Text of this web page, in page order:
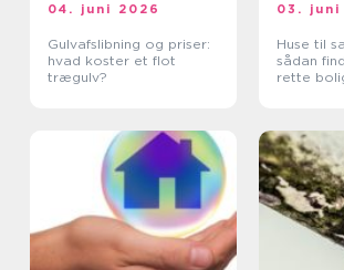
04. juni 2026
Gulvafslibning og priser:
hvad koster et flot
trægulv?
03. juni
Huse til
sådan
rette